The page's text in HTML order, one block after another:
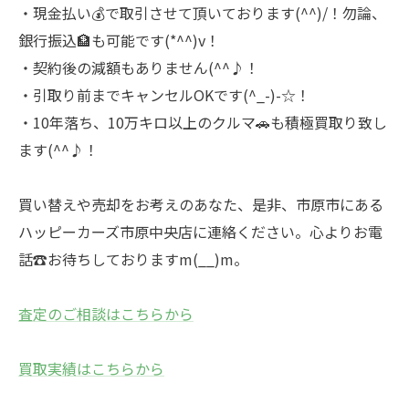
・現金払い💰で取引させて頂いております(^^)/！勿論、
銀行振込🏦も可能です(*^^)v！
・契約後の減額もありません(^^♪！
・引取り前までキャンセルOKです(^_-)-☆！
・10年落ち、10万キロ以上のクルマ🚗も積極買取り致し
ます(^^♪！
買い替えや売却をお考えのあなた、是非、市原市にある
ハッピーカーズ市原中央店に連絡ください。心よりお電
話☎お待ちしておりますm(__)m。
査定のご相談はこちらから
買取実績はこちらから